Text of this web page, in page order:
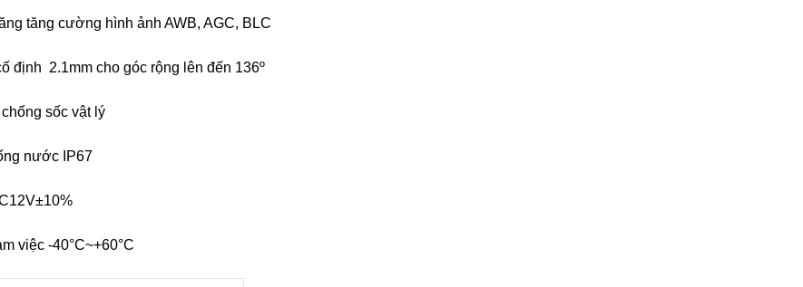
tăng cường hình ảnh AWB, AGC, BLC
định 2.1mm cho góc rộng lên đến 136º
sốc vật lý
nước IP67
việc -40°C~+60°C